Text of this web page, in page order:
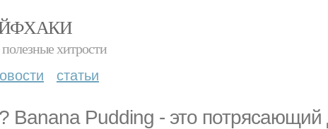
хитрости
статьи
Banana Pudding - это потрясающий